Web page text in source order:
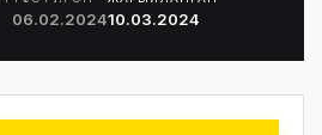
06.02.202410.03.2024